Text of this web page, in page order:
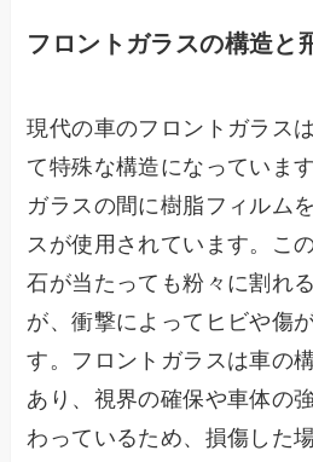
フロントガラスの構造と
現代の車のフロントガラス
て特殊な構造になっていま
ガラスの間に樹脂フィルム
スが使用されています。こ
石が当たっても粉々に割れ
が、衝撃によってヒビや傷
す。フロントガラスは車の
あり、視界の確保や車体の
わっているため、損傷した